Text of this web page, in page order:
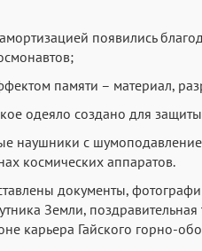
появились
памяти – материал,
одеяло создано для
наушники с
космических аппаратов.
документы,
Земли,
карьера Гайского горно-